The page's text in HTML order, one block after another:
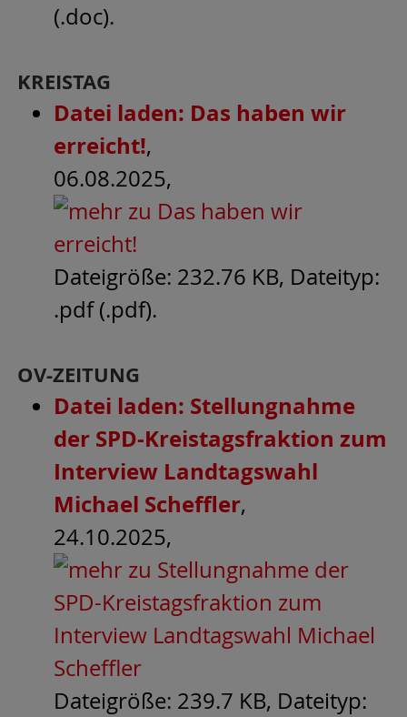
(.doc).
KREISTAG
Datei laden: Das haben wir
erreicht!,
06.08.2025,
Dateigröße: 232.76 KB, Dateityp:
.pdf (.pdf).
OV-ZEITUNG
Datei laden: Stellungnahme
der SPD-Kreistagsfraktion zum
Interview Landtagswahl
Michael Scheffler,
24.10.2025,
Dateigröße: 239.7 KB, Dateityp: